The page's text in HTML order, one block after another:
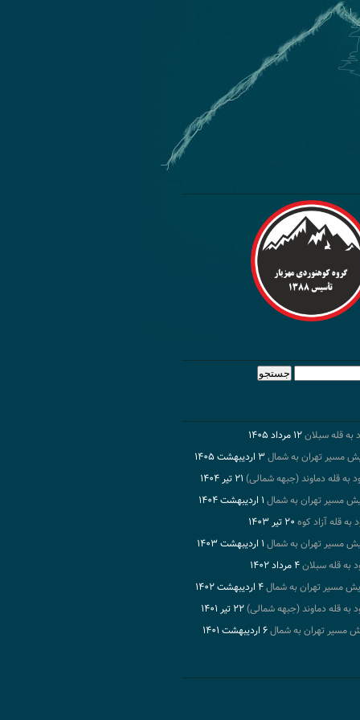
۱۲ مرداد ۱۴۰۵
۳ اردیبهشت ۱۴۰۵
۲۱ تیر ۱۴۰۴
۱ اردیبهشت ۱۴۰۴
۲۰ تیر ۱۴۰۳
۱ اردیبهشت ۱۴۰۳
۴ مرداد ۱۴۰۲
۴ اردیبهشت ۱۴۰۲
۲۲ تیر ۱۴۰۱
۶ اردیبهشت ۱۴۰۱